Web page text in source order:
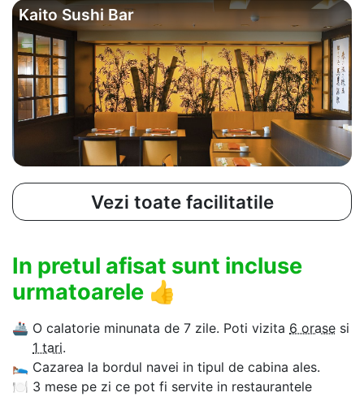
Kaito Sushi Bar
Vezi toate facilitatile
In pretul afisat sunt incluse
urmatoarele 👍
🚢 O calatorie minunata de 7 zile. Poti vizita 6 orase si
1 tari.
🛌 Cazarea la bordul navei in tipul de cabina ales.
🍽 3 mese pe zi ce pot fi servite in restaurantele